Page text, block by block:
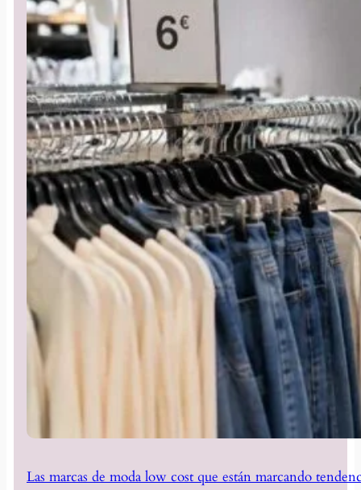
Las marcas de moda low cost que están marcando